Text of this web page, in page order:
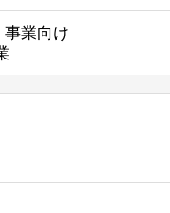
事業向け